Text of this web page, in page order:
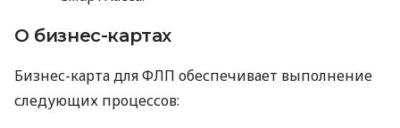
О бизнес-картах
Бизнес-карта для ФЛП обеспечивает выполнение
следующих процессов: